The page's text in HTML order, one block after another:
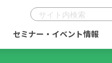
セミナー・イベント情報